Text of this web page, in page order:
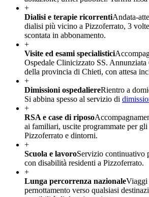
+
Dialisi e terapie ricorrentiAndata-
dialisi più vicino a Pizzoferrato, 3
scontata in abbonamento.
+
Visite ed esami specialistici
Ospedale Clinicizzato SS.
della provincia di Chieti, con attesa
+
Dimissioni ospedaliereRientro a
Si abbina spesso al servizio di
+
RSA e case di riposo
ai familiari, uscite programmate per
Pizzoferrato e dintorni.
+
Scuola e lavoroServizio continuativo
con disabilità residenti a Pizzoferrato.
+
Lunga percorrenza nazionaleViaggi
pernottamento verso qualsiasi